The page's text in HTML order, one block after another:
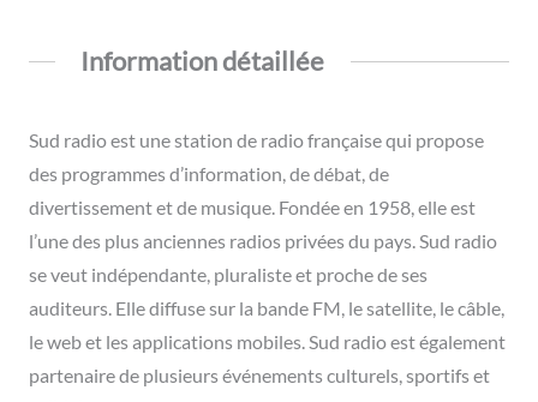
Information détaillée
Sud radio est une station de radio française qui propose
des programmes d’information, de débat, de
divertissement et de musique. Fondée en 1958, elle est
l’une des plus anciennes radios privées du pays. Sud radio
se veut indépendante, pluraliste et proche de ses
auditeurs. Elle diffuse sur la bande FM, le satellite, le câble,
le web et les applications mobiles. Sud radio est également
partenaire de plusieurs événements culturels, sportifs et